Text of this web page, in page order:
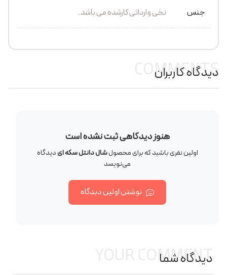
جنس نخی وارداتی کارشده می باشد.
دیدگاه کاربران
COMMENTS
هنوز دیدگاهی ثبت نشده است
اولین نفری باشید که برای محصولشال دانتل سکه ایدیدگاه
می‌نویسد
نوشتن اولین دیدگاه
دیدگاه شما
YOUR COMMENT